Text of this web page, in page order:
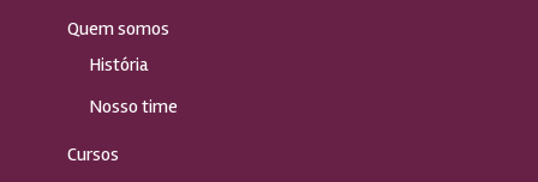
Quem somos
História
Nosso time
Cursos